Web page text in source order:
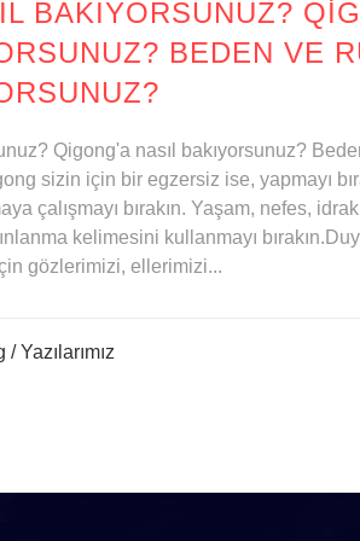
BAKIYORSUNUZ?
BEDEN VE
Qigong'a nasıl bakıyorsunuz?
sizin için bir egzersiz ise, yapmayı
çalışmayı bırakın. Yaşam, nefes,
kelimesini kullanmayı
gözlerimizi, ellerimizi...
/Yazılarımız